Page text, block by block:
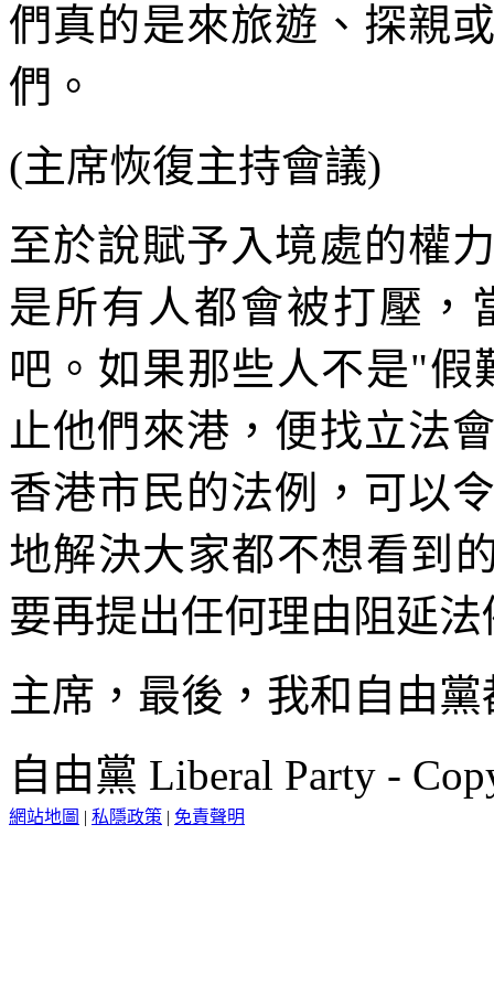
們真的是來旅遊、探親
們。
(主席恢復主持會議)
至於說賦予入境處的權
是所有人都會被打壓，
吧。如果那些人不是"
止他們來港，便找立法
香港市民的法例，可以
地解決大家都不想看到
要再提出任何理由阻延
主席，最後，我和自由
自由黨 Liberal Party -
網站地圖 | 私隱政策 | 免責聲明